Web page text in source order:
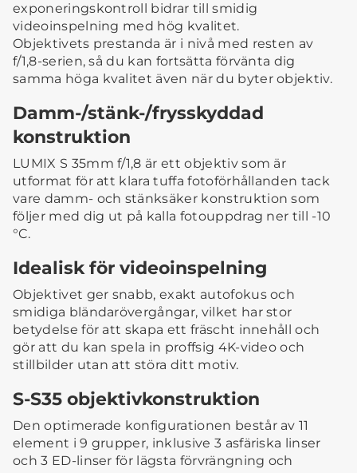
exponeringskontroll bidrar till smidig
videoinspelning med hög kvalitet.
Objektivets prestanda är i nivå med resten av
f/1,8-serien, så du kan fortsätta förvänta dig
samma höga kvalitet även när du byter objektiv.
Damm-/stänk-/frysskyddad
konstruktion
LUMIX S 35mm f/1,8 är ett objektiv som är
utformat för att klara tuffa fotoförhållanden tack
vare damm- och stänksäker konstruktion som
följer med dig ut på kalla fotouppdrag ner till -10
°C.
Idealisk för videoinspelning
Objektivet ger snabb, exakt autofokus och
smidiga bländarövergångar, vilket har stor
betydelse för att skapa ett fräscht innehåll och
gör att du kan spela in proffsig 4K-video och
stillbilder utan att störa ditt motiv.
S-S35 objektivkonstruktion
Den optimerade konfigurationen består av 11
element i 9 grupper, inklusive 3 asfäriska linser
och 3 ED-linser för lägsta förvrängning och